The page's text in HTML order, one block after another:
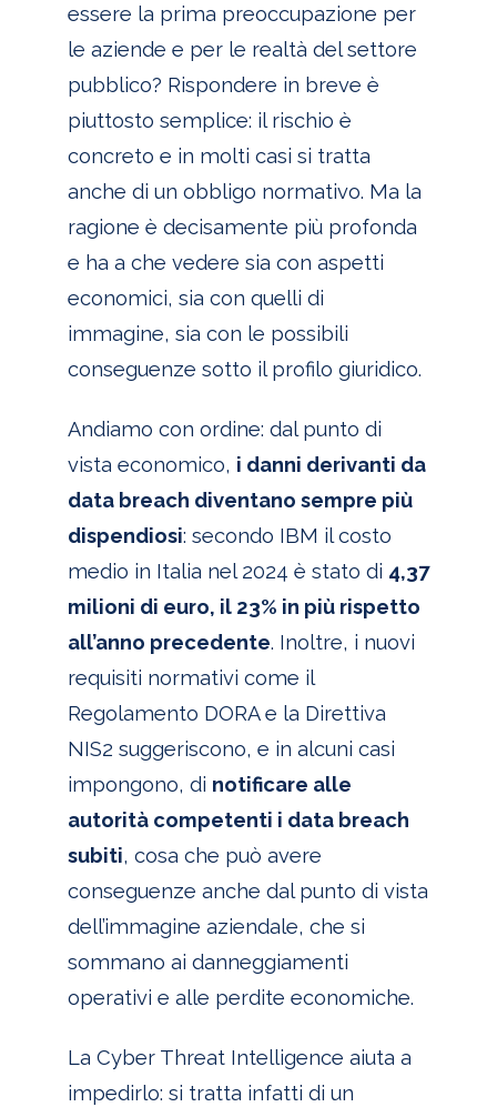
essere la prima preoccupazione per
le aziende e per le realtà del settore
pubblico? Rispondere in breve è
piuttosto semplice: il rischio è
concreto e in molti casi si tratta
anche di un obbligo normativo. Ma la
ragione è decisamente più profonda
e ha a che vedere sia con aspetti
economici, sia con quelli di
immagine, sia con le possibili
conseguenze sotto il profilo giuridico.
Andiamo con ordine: dal punto di
vista economico, i danni derivanti da
data breach diventano sempre più
dispendiosi: secondo IBM il costo
medio in Italia nel 2024 è stato di 4,37
milioni di euro, il 23% in più rispetto
all’anno precedente. Inoltre, i nuovi
requisiti normativi come il
Regolamento DORAe la Direttiva
NIS2 suggeriscono, e in alcuni casi
impongono, di notificare alle
autorità competenti i data breach
subiti, cosa che può avere
conseguenze anche dal punto di vista
dell’immagine aziendale, che si
sommano ai danneggiamenti
operativi e alle perdite economiche.
La Cyber Threat Intelligence aiuta a
impedirlo: si tratta infatti di un